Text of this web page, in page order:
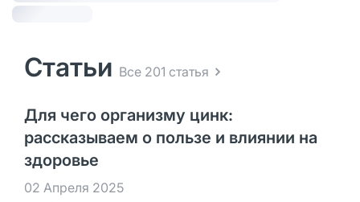
Статьи Все 201 статья
Для чего организму цинк:
рассказываем о пользе и влиянии на
здоровье
02 Апреля 2025